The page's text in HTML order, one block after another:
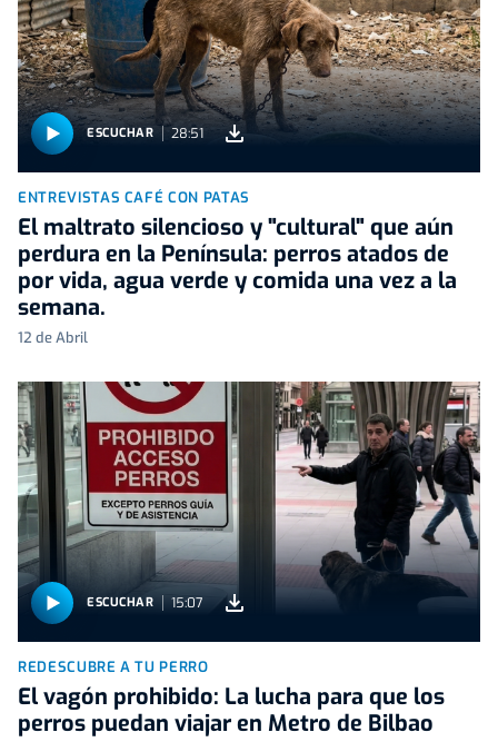
ESCUCHAR 28:51
ENTREVISTAS CAFÉ CON PATAS
El maltrato silencioso y "cultural" que aún
perdura en la Península: perros atados de
por vida, agua verde y comida una vez a la
semana.
12 de Abril
ESCUCHAR 15:07
REDESCUBRE A TU PERRO
El vagón prohibido: La lucha para que los
perros puedan viajar en Metro de Bilbao